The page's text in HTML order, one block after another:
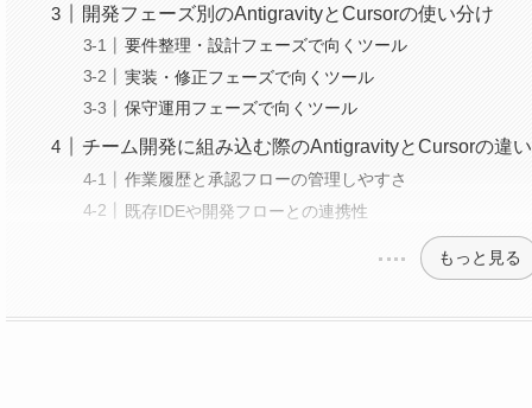
開発フェーズ別のAntigravityとCursorの使い分け
要件整理・設計フェーズで向くツール
実装・修正フェーズで向くツール
保守運用フェーズで向くツール
チーム開発に組み込む際のAntigravityとCursorの違い
作業履歴と承認フローの管理しやすさ
既存IDEや開発フローとの連携性
もっと見る